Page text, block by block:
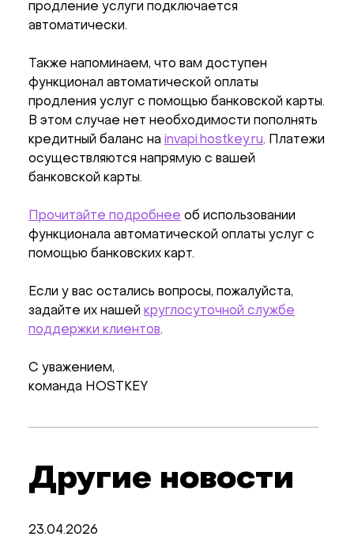
продление услуги подключается
автоматически.
Также напоминаем, что вам доступен
функционал автоматической оплаты
продления услуг с помощью банковской карты.
В этом случае нет необходимости пополнять
кредитный баланс на invapi.hostkey.ru. Платежи
осуществляются напрямую с вашей
банковской карты.
Прочитайте подробнее об использовании
функционала автоматической оплаты услуг с
помощью банковских карт.
Если у вас остались вопросы, пожалуйста,
задайте их нашей круглосуточной службе
поддержки клиентов.
С уважением,
команда HOSTKEY
Другие новости
23.04.2026